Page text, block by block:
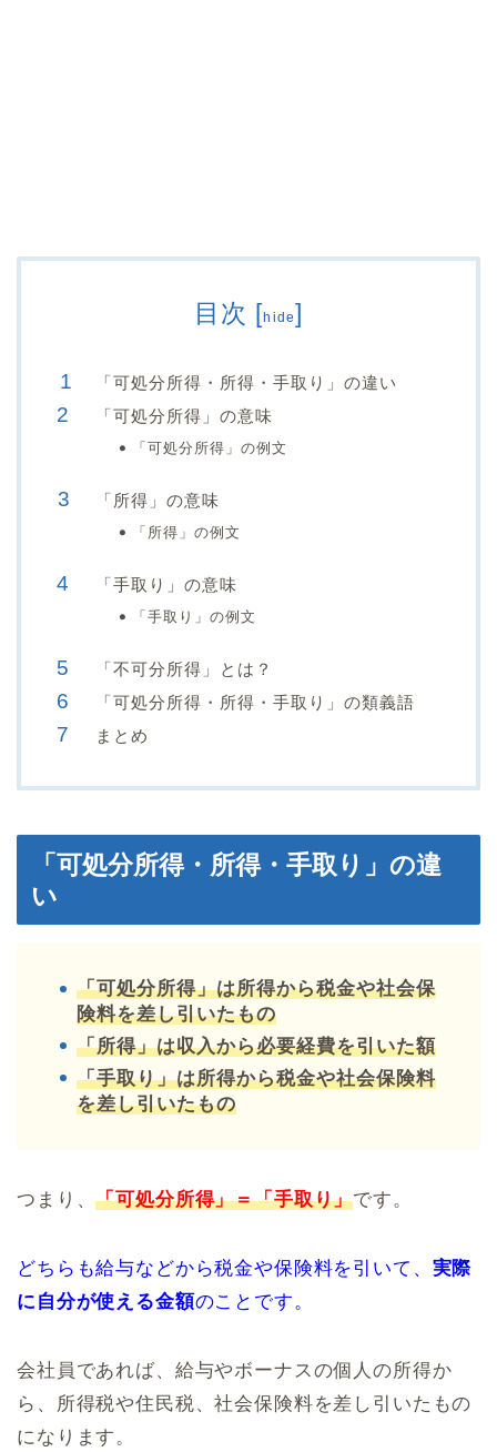
目次 [hide]
「可処分所得・所得・手取り」の違い
「可処分所得」の意味
「可処分所得」の例文
「所得」の意味
「所得」の例文
「手取り」の意味
「手取り」の例文
「不可分所得」とは？
「可処分所得・所得・手取り」の類義語
まとめ
「可処分所得・所得・手取り」の違
い
「可処分所得」は所得から税金や社会保
険料を差し引いたもの
「所得」は収入から必要経費を引いた額
「手取り」は所得から税金や社会保険料
を差し引いたもの
つまり、「可処分所得」＝「手取り」です。
どちらも給与などから税金や保険料を引いて、 実際
に自分が使える金額のことです。
会社員であれば、給与やボーナスの個人の所得か
ら、所得税や住民税、社会保険料を差し引いたもの
になります。